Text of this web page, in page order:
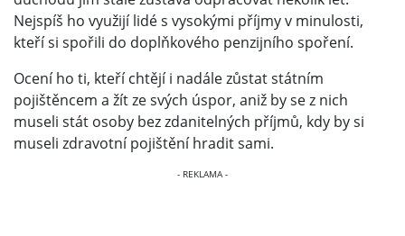
Nejspíš ho využijí lidé s vysokými příjmy v minulosti,
kteří si spořili do doplňkového penzijního spoření.
Ocení ho ti, kteří chtějí i nadále zůstat státním
pojištěncem a žít ze svých úspor, aniž by se z nich
museli stát osoby bez zdanitelných příjmů, kdy by si
museli zdravotní pojištění hradit sami.